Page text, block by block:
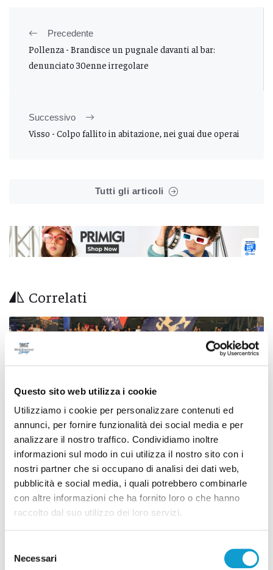
Questo sito web utilizza i cookie
Utilizziamo i cookie per personalizzare contenuti ed
annunci, per fornire funzionalità dei social media e per
analizzare il nostro traffico. Condividiamo inoltre
informazioni sul modo in cui utilizza il nostro sito con i
nostri partner che si occupano di analisi dei dati web,
pubblicità e social media, i quali potrebbero combinarle
con altre informazioni che ha fornito loro o che hanno
raccolto dal suo utilizzo dei loro servizi.
delNecessari
Precedente
Pollenza - Brandisce un pugnale davanti al bar:
denunciato 30enne irregolare
Successivo
Visso - Colpo fallito in abitazione, nei guai due operai
Tutti gli articoli
Correlati
C - Biglietti ancora bloccati
e Samb: decide il
Coppa Italia
per il derby tra
Comitato
di Pierluigi Dorotei